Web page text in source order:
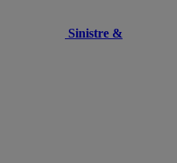
Sinistre &